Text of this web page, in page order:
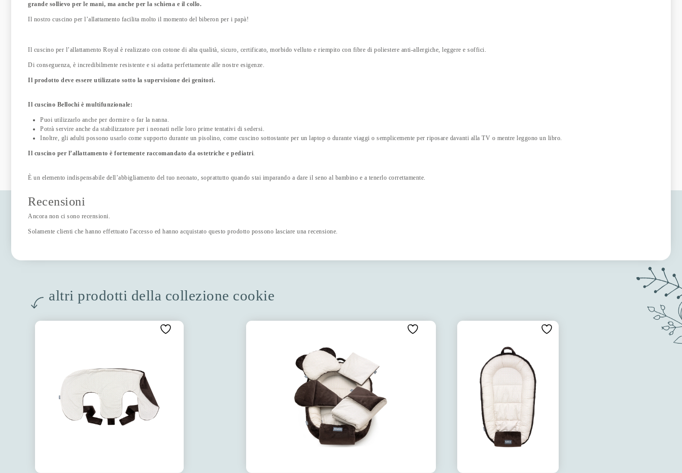
grande sollievo per le mani, ma anche per la schiena e il collo.
Il nostro cuscino per l’allattamento facilita molto il momento del biberon per i papà!
Il cuscino per l’allattamento Royal è realizzato con cotone di alta qualità, sicuro, certificato, morbido velluto e riempito con fibre di poliestere anti-allergiche, leggere e soffici.
Di conseguenza, è incredibilmente resistente e si adatta perfettamente alle nostre esigenze.
Il prodotto deve essere utilizzato sotto la supervisione dei genitori.
Il cuscino Bellochi è multifunzionale:
Puoi utilizzarlo anche per dormire o far la nanna.
Potrà servire anche da stabilizzatore per i neonati nelle loro prime tentativi di sedersi.
Inoltre, gli adulti possono usarlo come supporto durante un pisolino, come cuscino sottostante per un laptop o durante viaggi o semplicemente per riposare davanti alla TV o mentre leggono un libro.
Il cuscino per l’allattamento è fortemente raccomandato da ostetriche e pediatri.
È un elemento indispensabile dell’abbigliamento del tuo neonato, soprattutto quando stai imparando a dare il seno al bambino e a tenerlo correttamente.
Recensioni
Ancora non ci sono recensioni.
Solamente clienti che hanno effettuato l'accesso ed hanno acquistato questo prodotto possono lasciare una recensione.
altri prodotti della collezione cookie